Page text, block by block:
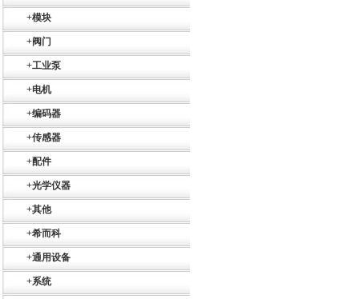
+模块
+阀门
+工业泵
+电机
+编码器
+传感器
+配件
+光学仪器
+其他
+希而科
+通用设备
+系统
SR+KH-AFB AF24-